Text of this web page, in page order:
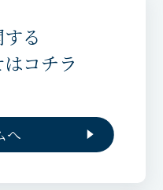
る
コチラ
へ